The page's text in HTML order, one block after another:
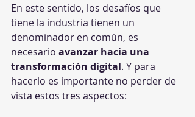
En este sentido, los desafíos que
tiene la industria tienen un
denominador en común, es
necesario avanzar hacia una
transformación digital. Y para
hacerlo es importante no perder de
vista estos tres aspectos: